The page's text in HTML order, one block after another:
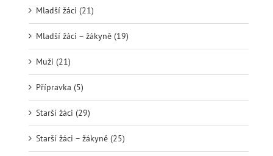
Mladší žáci (21)
Mladší žáci – žákyně (19)
Muži (21)
Přípravka (5)
Starší žáci (29)
Starší žáci – žákyně (25)